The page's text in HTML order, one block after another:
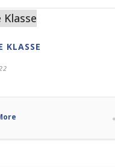
KLASSE